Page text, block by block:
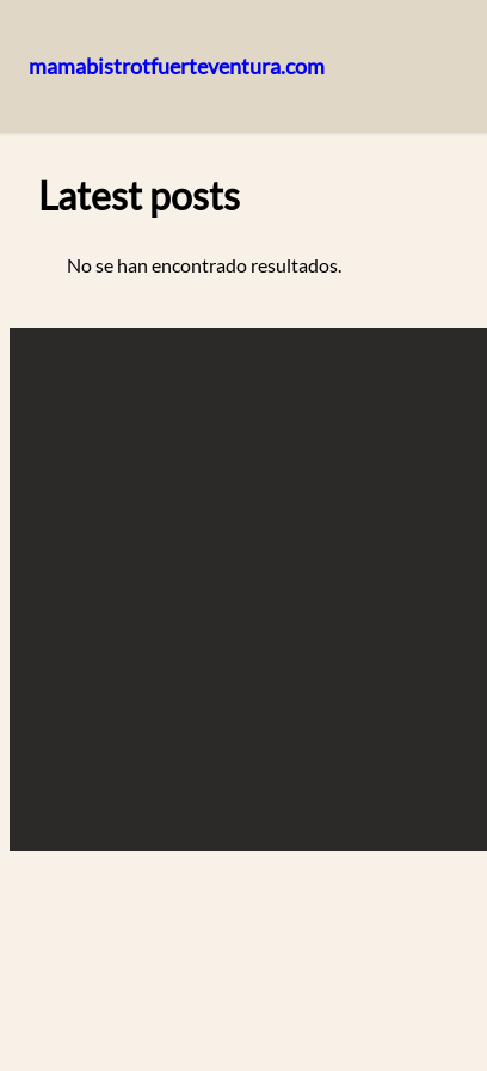
al
mamabistrotfuerteventura.com
Latest posts
No se han encontrado resultados.